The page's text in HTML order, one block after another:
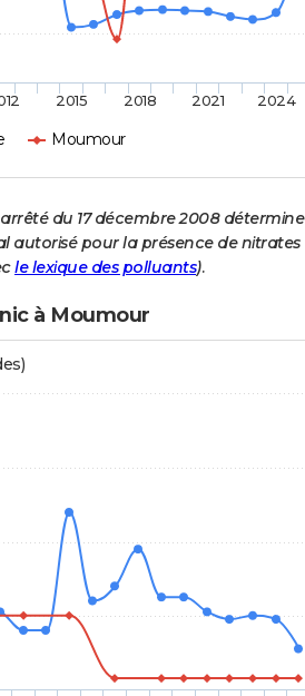
Moumour
2015 2018 2021 2024
du 17 décembre 2008 détermine
autorisé pour la présence de nitrates
le lexique des polluants).
à Moumour